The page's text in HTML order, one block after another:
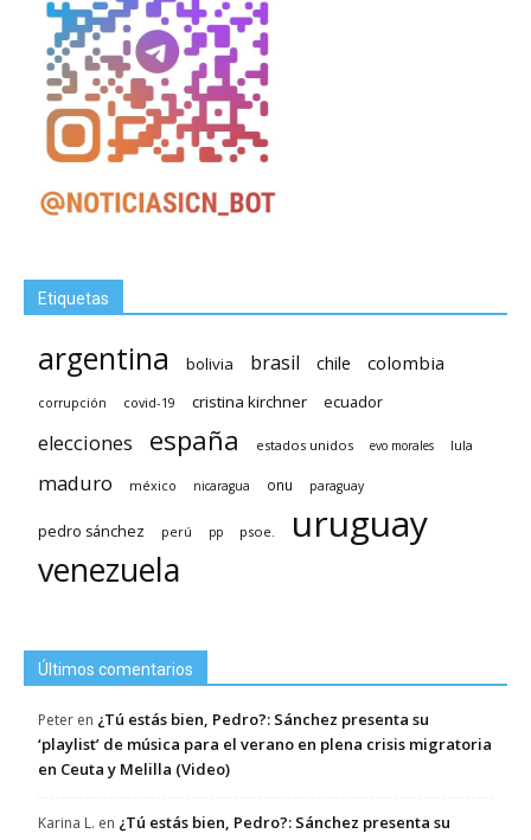
Etiquetas
argentina bolivia brasil chile colombia
corrupción covid-19 cristina kirchner ecuador
elecciones españa estados unidos evo morales lula
maduro méxico nicaragua onu paraguay
pedro sánchez perú pp psoe. uruguay
venezuela
Últimos comentarios
Peter en ¿Tú estás bien, Pedro?: Sánchez presenta su
‘playlist’ de música para el verano en plena crisis migratoria
en Ceuta y Melilla (Video)
Karina L. en ¿Tú estás bien, Pedro?: Sánchez presenta su